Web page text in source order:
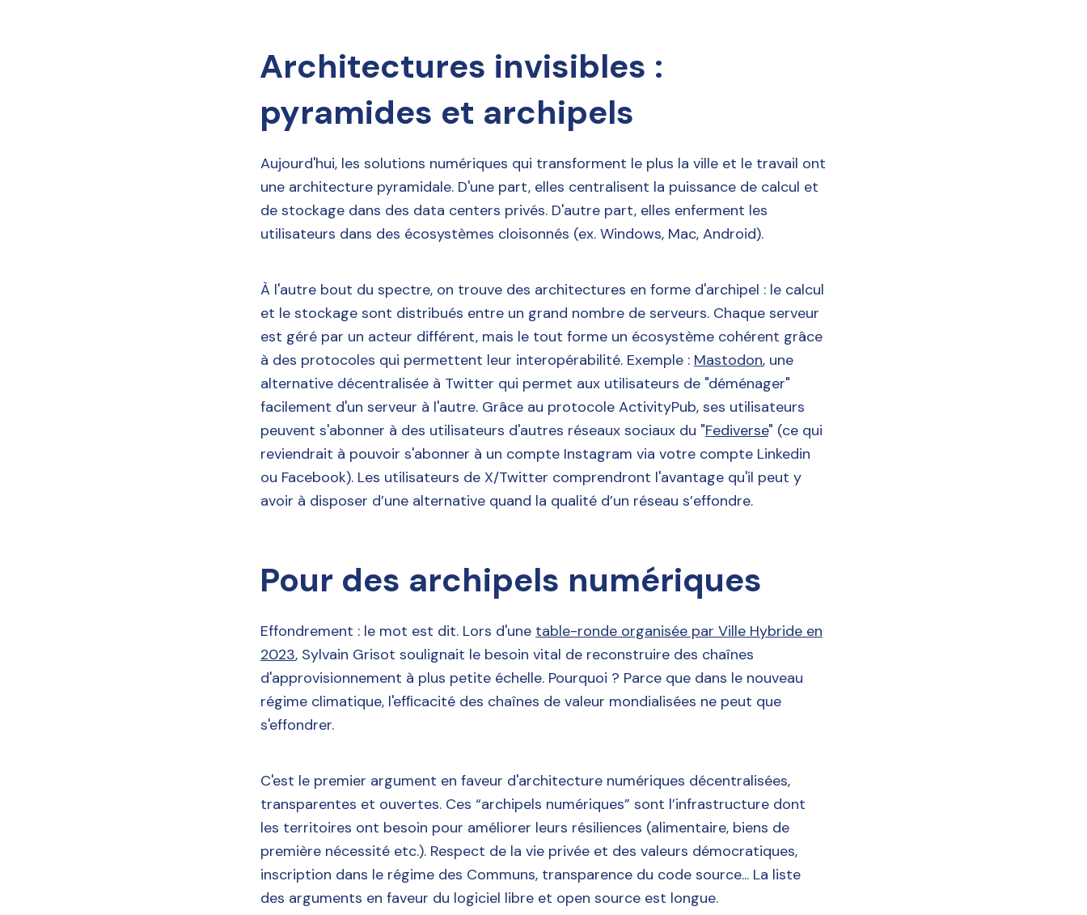
Architectures invisibles :
pyramides et archipels
Aujourd'hui, les solutions numériques qui transforment le plus la ville et le travail ont
une architecture pyramidale. D'une part, elles centralisent la puissance de calcul et
de stockage dans des data centers privés. D'autre part, elles enferment les
utilisateurs dans des écosystèmes cloisonnés (ex. Windows, Mac, Android).
À l'autre bout du spectre, on trouve des architectures en forme d'archipel : le calcul
et le stockage sont distribués entre un grand nombre de serveurs. Chaque serveur
est géré par un acteur différent, mais le tout forme un écosystème cohérent grâce
à des protocoles qui permettent leur interopérabilité. Exemple : Mastodon, une
alternative décentralisée à Twitter qui permet aux utilisateurs de "déménager"
facilement d'un serveur à l'autre. Grâce au protocole ActivityPub, ses utilisateurs
peuvent s'abonner à des utilisateurs d'autres réseaux sociaux du "Fediverse" (ce qui
reviendrait à pouvoir s'abonner à un compte Instagram via votre compte Linkedin
ou Facebook). Les utilisateurs de X/Twitter comprendront l'avantage qu'il peut y
avoir à disposer d’une alternative quand la qualité d’un réseau s’effondre.
Pour des archipels numériques
Effondrement : le mot est dit. Lors d'une table-ronde organisée par Ville Hybride en
2023, Sylvain Grisot soulignait le besoin vital de reconstruire des chaînes
d'approvisionnement à plus petite échelle. Pourquoi ? Parce que dans le nouveau
régime climatique, l'efﬁcacité des chaînes de valeur mondialisées ne peut que
s'effondrer.
C'est le premier argument en faveur d'architecture numériques décentralisées,
transparentes et ouvertes. Ces “archipels numériques” sont l’infrastructure dont
les territoires ont besoin pour améliorer leurs résiliences (alimentaire, biens de
première nécessité etc.). Respect de la vie privée et des valeurs démocratiques,
inscription dans le régime des Communs, transparence du code source... La liste
des arguments en faveur du logiciel libre et open source est longue.